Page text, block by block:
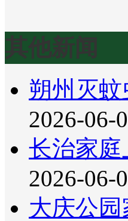
其他新闻
朔州灭
2026-06-
长治家
2026-06-
大庆公